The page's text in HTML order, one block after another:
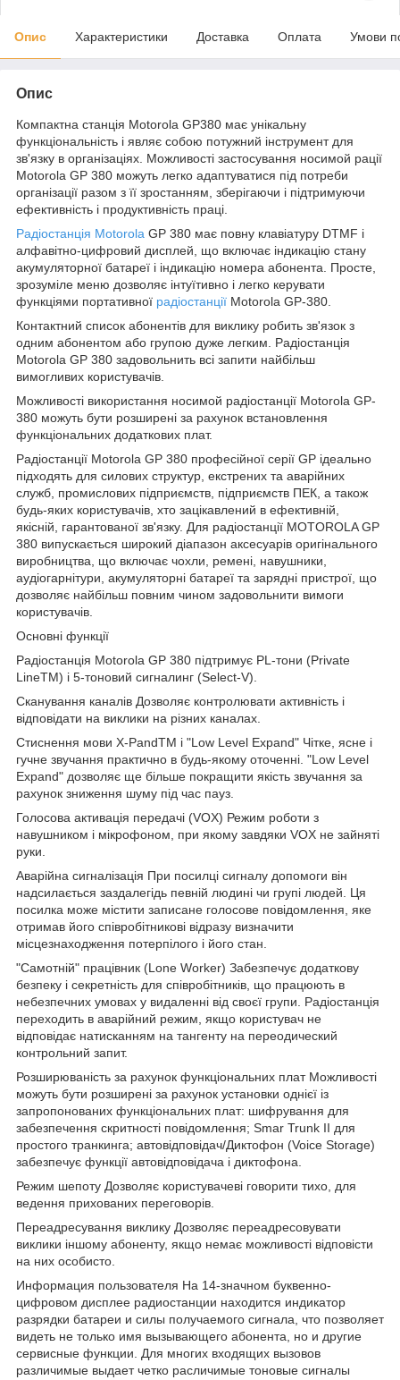
Опис Характеристики Доставка Оплата Умови
Опис
Компактна станція Motorola GP380 має унікальну
функціональність і являє собою потужний інструмент для
зв'язку в організаціях. Можливості застосування носимой рації
Motorola GP 380 можуть легко адаптуватися під потреби
організації разом з її зростанням, зберігаючи і підтримуючи
ефективність і продуктивність праці.
Радіостанція Motorola GP 380 має повну клавіатуру DTMF і
алфавітно-цифровий дисплей, що включає індикацію стану
акумуляторної батареї і індикацію номера абонента. Просте,
зрозуміле меню дозволяє інтуїтивно і легко керувати
функціями портативної радіостанції Motorola GP-380.
Контактний список абонентів для виклику робить зв'язок з
одним абонентом або групою дуже легким. Радіостанція
Motorola GP 380 задовольнить всі запити найбільш
вимогливих користувачів.
Можливості використання носимой радіостанції Motorola GP-
380 можуть бути розширені за рахунок встановлення
функціональних додаткових плат.
Радіостанції Motorola GP 380 професійної серії GP ідеально
підходять для силових структур, екстрених та аварійних
служб, промислових підприємств, підприємств ПЕК, а також
будь-яких користувачів, хто зацікавлений в ефективній,
якісній, гарантованої зв'язку. Для радіостанції MOTOROLA GP
380 випускається широкий діапазон аксесуарів оригінального
виробництва, що включає чохли, ремені, навушники,
аудіогарнітури, акумуляторні батареї та зарядні пристрої, що
дозволяє найбільш повним чином задовольнити вимоги
користувачів.
Основні функції
Радіостанція Motorola GP 380 підтримує PL-тони (Private
LineTM) і 5-тоновий сигналинг (Select-V).
Сканування каналів Дозволяє контролювати активність і
відповідати на виклики на різних каналах.
Стиснення мови X-PandTM і "Low Level Expand" Чітке, ясне і
гучне звучання практично в будь-якому оточенні. "Low Level
Expand" дозволяє ще більше покращити якість звучання за
рахунок зниження шуму під час пауз.
Голосова активація передачі (VOX) Режим роботи з
навушником і мікрофоном, при якому завдяки VOX не зайняті
руки.
Аварійна сигналізація При посилці сигналу допомоги він
надсилається заздалегідь певній людині чи групі людей. Ця
посилка може містити записане голосове повідомлення, яке
отримав його співробітникові відразу визначити
місцезнаходження потерпілого і його стан.
"Самотній" працівник (Lone Worker) Забезпечує додаткову
безпеку і секретність для співробітників, що працюють в
небезпечних умовах у видаленні від своєї групи. Радіостанція
переходить в аварійний режим, якщо користувач не
відповідає натисканням на тангенту на переодический
контрольний запит.
Розширюваність за рахунок функціональних плат Можливості
можуть бути розширені за рахунок установки однієї із
запропонованих функціональних плат: шифрування для
забезпечення скритності повідомлення; Smar Trunk II для
простого транкинга; автовідповідач/Диктофон (Voice Storage)
забезпечує функції автовідповідача і диктофона.
Режим шепоту Дозволяє користувачеві говорити тихо, для
ведення прихованих переговорів.
Переадресування виклику Дозволяє переадресовувати
виклики іншому абоненту, якщо немає можливості відповісти
на них особисто.
Информация пользователя На 14-значном буквенно-
цифровом дисплее радиостанции находится индикатор
разрядки батареи и силы получаемого сигнала, что позволяет
видеть не только имя вызывающего абонента, но и другие
сервисные функции. Для многих входящих вызовов
различимые выдает четко расличимые тоновые сигналы